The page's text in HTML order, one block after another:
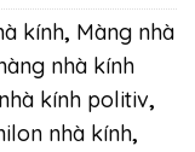
kính, Màng nhà
nhà kính
kính politiv,
nhà kính,